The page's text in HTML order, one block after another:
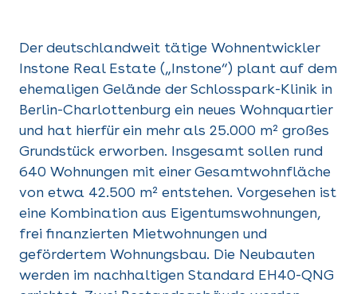
Der deutschlandweit tätige Wohnentwickler
Instone Real Estate („Instone“) plant auf dem
ehemaligen Gelände der Schlosspark-Klinik in
Berlin-Charlottenburg ein neues Wohnquartier
und hat hierfür ein mehr als 25.000 m² großes
Grundstück erworben. Insgesamt sollen rund
640 Wohnungen mit einer Gesamtwohnfläche
von etwa 42.500 m² entstehen. Vorgesehen ist
eine Kombination aus Eigentumswohnungen,
frei finanzierten Mietwohnungen und
gefördertem Wohnungsbau. Die Neubauten
werden im nachhaltigen Standard EH40-QNG